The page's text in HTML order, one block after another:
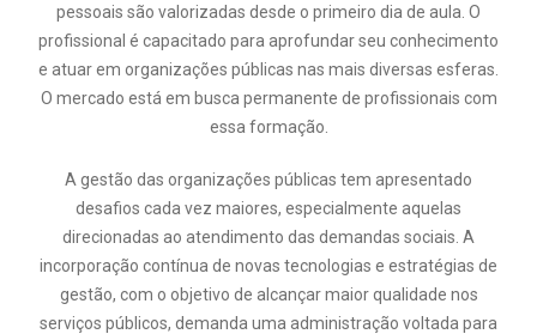
pessoais são valorizadas desde o primeiro dia de aula. O
profissional é capacitado para aprofundar seu conhecimento
e atuar em organizações públicas nas mais diversas esferas.
O mercado está em busca permanente de profissionais com
essa formação.
A gestão das organizações públicas tem apresentado
desafios cada vez maiores, especialmente aquelas
direcionadas ao atendimento das demandas sociais. A
incorporação contínua de novas tecnologias e estratégias de
gestão, com o objetivo de alcançar maior qualidade nos
serviços públicos, demanda uma administração voltada para